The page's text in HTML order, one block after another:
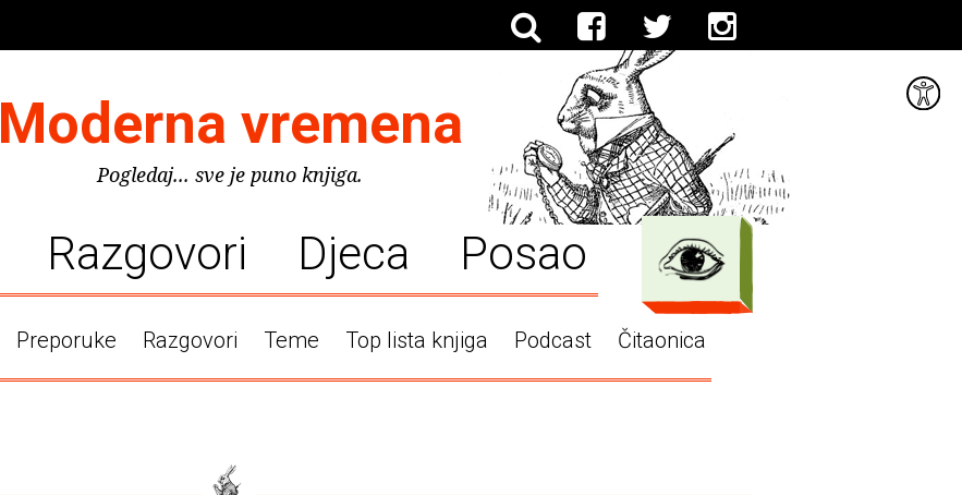
Moderna vremena
Pogledaj... sve je puno knjiga.
Razgovori Djeca Posao
Preporuke Razgovori Teme Top lista knjiga Podcast Čitaonica